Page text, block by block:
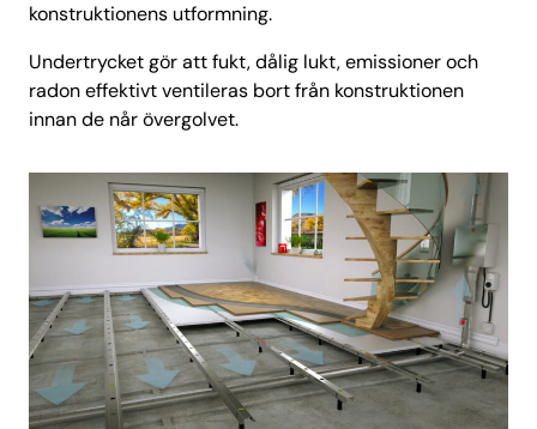
konstruktionens utformning.
Undertrycket gör att fukt, dålig lukt, emissioner och
radon effektivt ventileras bort från konstruktionen
innan de når övergolvet.